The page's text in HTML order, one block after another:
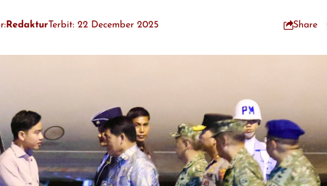
Redaktur Terbit: 22 December 2025 Share